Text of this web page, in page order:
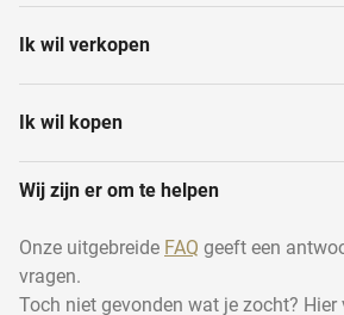
Overige
Ik wil verkopen
Ik wil kopen
Wij zijn er om te helpen
Onze uitgebreide FAQ geeft een
vragen.
Toch niet gevonden wat je zocht? Hier